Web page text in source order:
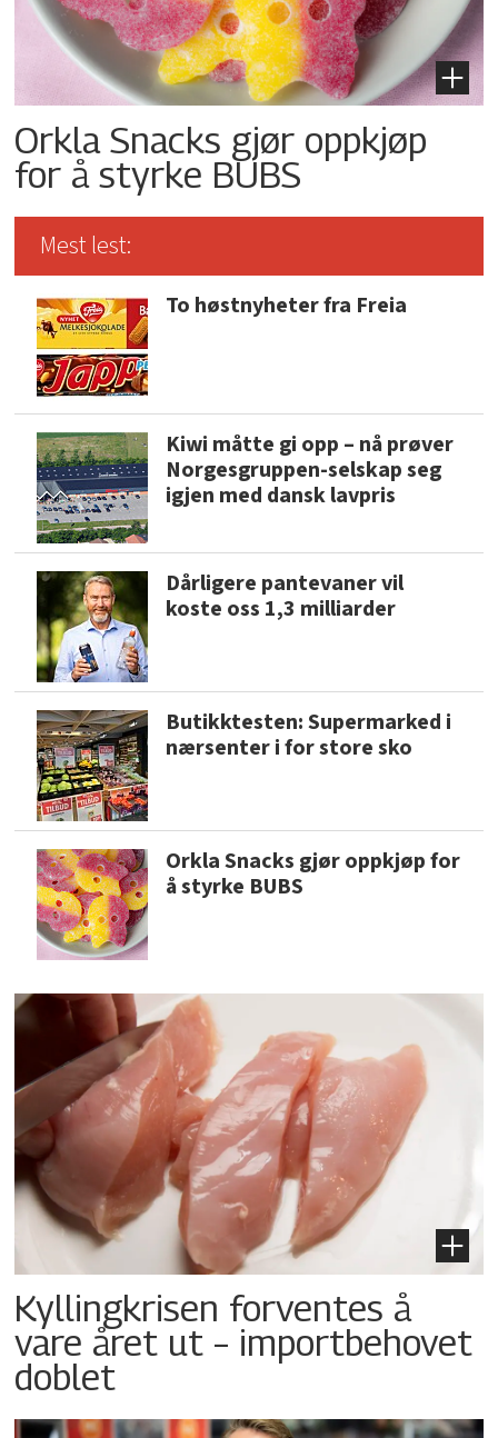
Orkla Snacks gjør oppkjøp
for å styrke BUBS
Mest lest:
To høstnyheter fra Freia
Kiwi måtte gi opp – nå prøver
Norgesgruppen-selskap seg
igjen med dansk lavpris
Dårligere pantevaner vil
koste oss 1,3 milliarder
Butikktesten: Supermarked i
nærsenter i for store sko
Orkla Snacks gjør oppkjøp for
å styrke BUBS
Kyllingkrisen forventes å
vare året ut – importbehovet
doblet